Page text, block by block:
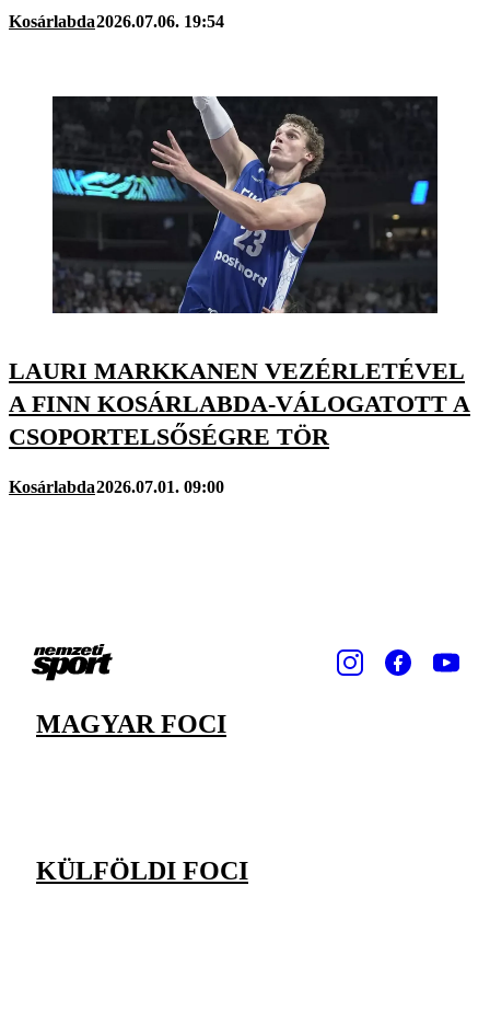
Kosárlabda2026.07.06. 19:54
LAURI MARKKANEN VEZÉRLETÉVEL
A FINN KOSÁRLABDA-VÁLOGATOTT A
CSOPORTELSŐSÉGRE TÖR
Kosárlabda2026.07.01. 09:00
MAGYAR FOCI
KÜLFÖLDI FOCI